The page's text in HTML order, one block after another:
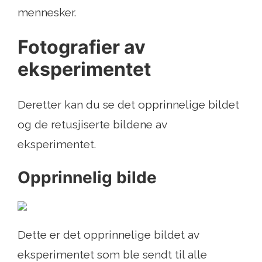
mennesker.
Fotografier av
eksperimentet
Deretter kan du se det opprinnelige bildet
og de retusjiserte bildene av
eksperimentet.
Opprinnelig bilde
Dette er det opprinnelige bildet av
eksperimentet som ble sendt til alle